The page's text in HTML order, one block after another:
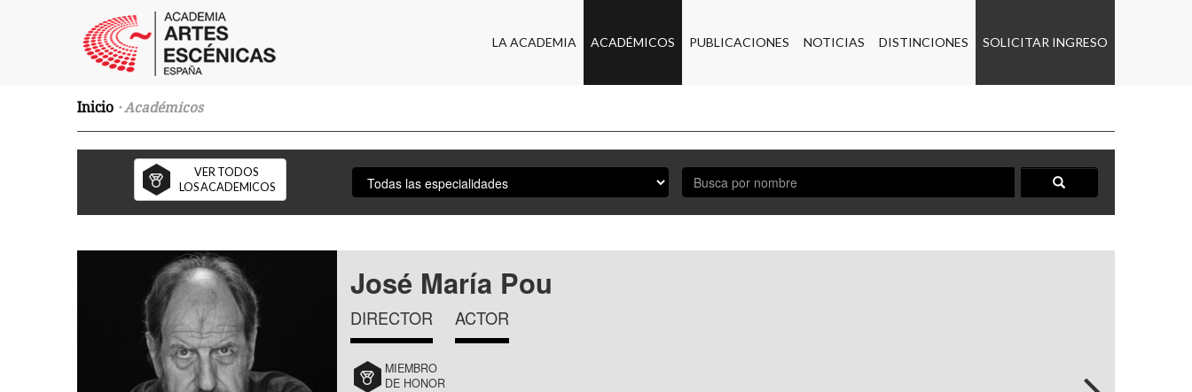
LA ACADEMIA ACADÉMICOS PUBLICACIONES NOTICIAS DISTINCIONES SOLICITAR INGRESO
Inicio · Académicos
VER TODOS
LOS ACADEMICOS
José María Pou
DIRECTOR ACTOR
MIEMBRO
DE HONOR